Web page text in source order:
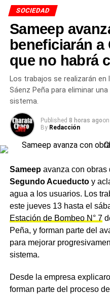
$50.000 para comprar
climatizar su sede
NOTICIAS
Charata hoy martes 12
ganó la Poceada,
atención gratuita a
tres novedades
SOCIEDAD
Sameep
beneficiarán a
que no habrá
Los trabajos se realizarán en
Sáenz Peña para eliminar
sistema.
Published 8 horas agoon
By Redacción
Sameepavanza con obras
Segundo Acueductoy
agua a los usuarios. Los
este jueves 13 hasta el
Estación de Bombeo N° 7
Peña, y forman parte del
para mejorar
sistema.
Desde la empresa
forman parte del proceso